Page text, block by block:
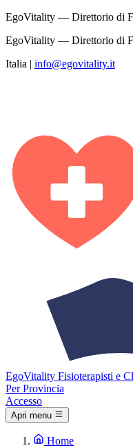
EgoVitality — Direttorio di
EgoVitality — Direttorio di
Italia | info@egovitality.it
EgoVitality Fisioterapisti e
Per Provincia
Accesso
Apri menu
Home